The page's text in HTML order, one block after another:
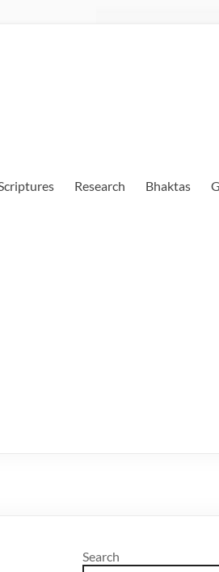
Research Bhaktas
Search